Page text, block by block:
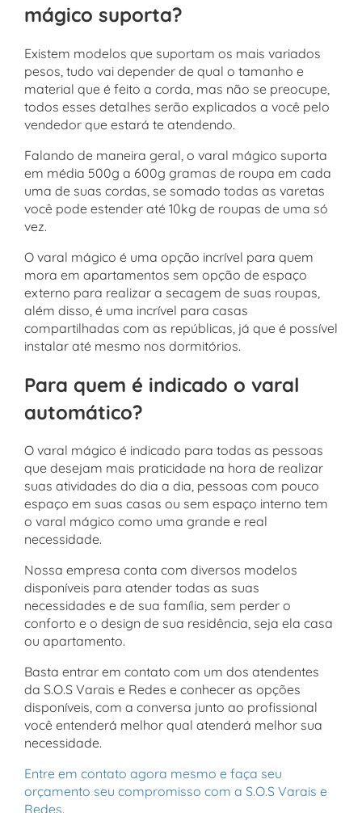
mágico suporta?
Existem modelos que suportam os mais variados
pesos, tudo vai depender de qual o tamanho e
material que é feito a corda, mas não se preocupe,
todos esses detalhes serão explicados a você pelo
vendedor que estará te atendendo.
Falando de maneira geral, o varal mágico suporta
em média 500g a 600g gramas de roupa em cada
uma de suas cordas, se somado todas as varetas
você pode estender até 10kg de roupas de uma só
vez.
O varal mágico é uma opção incrível para quem
mora em apartamentos sem opção de espaço
externo para realizar a secagem de suas roupas,
além disso, é uma incrível para casas
compartilhadas com as repúblicas, já que é possível
instalar até mesmo nos dormitórios.
Para quem é indicado o varal
automático?
O varal mágico é indicado para todas as pessoas
que desejam mais praticidade na hora de realizar
suas atividades do dia a dia, pessoas com pouco
espaço em suas casas ou sem espaço interno tem
o varal mágico como uma grande e real
necessidade.
Nossa empresa conta com diversos modelos
disponíveis para atender todas as suas
necessidades e de sua família, sem perder o
conforto e o design de sua residência, seja ela casa
ou apartamento.
Basta entrar em contato com um dos atendentes
da S.O.S Varais e Redes e conhecer as opções
disponíveis, com a conversa junto ao profissional
você entenderá melhor qual atenderá melhor sua
necessidade.
Entre em contato agora mesmo e faça seu
orçamento seu compromisso com a S.O.S Varais e
Redes.